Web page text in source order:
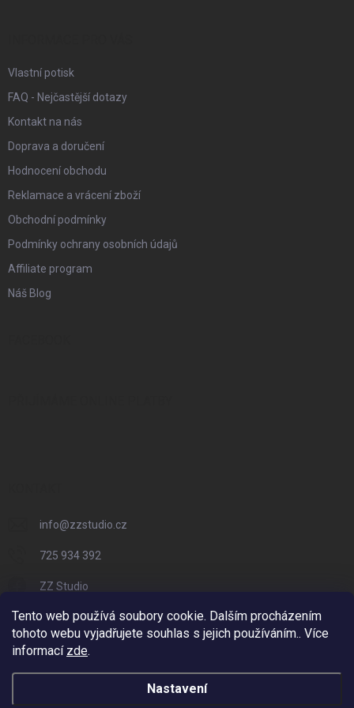
Tento web používá soubory cookie. Dalším procházením
tohoto webu vyjadřujete souhlas s jejich používáním.. Více
informací zde.
Nastavení
Vlastní potisk
FAQ - Nejčastější dotazy
Kontakt na nás
Doprava a doručení
Hodnocení obchodu
Reklamace a vrácení zboží
Obchodní podmínky
Podmínky ochrany osobních údajů
Affiliate program
Náš Blog
info@zzstudio.cz
725 934 392
ZZ Studio
zzstudio_cz
ZZ Eshop - Svět potisku. Všechna práva vyhrazena.